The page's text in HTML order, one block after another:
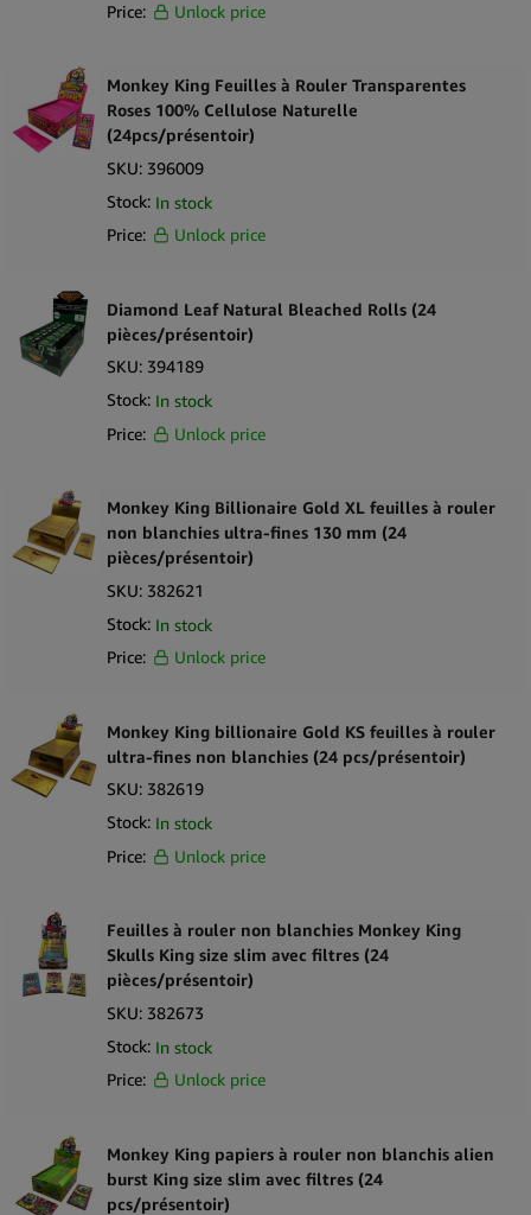
Price:
Unlock price
Monkey King Feuilles à Rouler Transparentes
Roses 100% Cellulose Naturelle
(24pcs/présentoir)
SKU: 396009
Stock: In stock
Price:
Unlock price
Diamond Leaf Natural Bleached Rolls (24
pièces/présentoir)
SKU: 394189
Stock: In stock
Price:
Unlock price
Monkey King Billionaire Gold XL feuilles à rouler
non blanchies ultra-fines 130 mm (24
pièces/présentoir)
SKU: 382621
Stock: In stock
Price:
Unlock price
Monkey King billionaire Gold KS feuilles à rouler
ultra-fines non blanchies (24 pcs/présentoir)
SKU: 382619
Stock: In stock
Price:
Unlock price
Feuilles à rouler non blanchies Monkey King
Skulls King size slim avec filtres (24
pièces/présentoir)
SKU: 382673
Stock: In stock
Price:
Unlock price
Monkey King papiers à rouler non blanchis alien
burst King size slim avec filtres (24
pcs/présentoir)